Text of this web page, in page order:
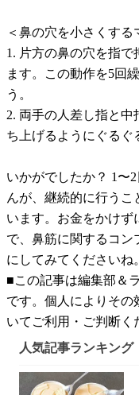
＜鼻の穴を小さくする
1. 片方の鼻の穴を指
ます。この動作を5回
う。
2. 両手の人差し指と
ち上げるようにぐるぐ
いかがでしたか？ 1〜
んが、継続的に行うこ
います。お金をかけ
で、鼻筋に関するコ
にしてみてくださいね。
■この記事は編集部＆
です。個人によりその
いてご利用・ご判断く
人気記事ランキング